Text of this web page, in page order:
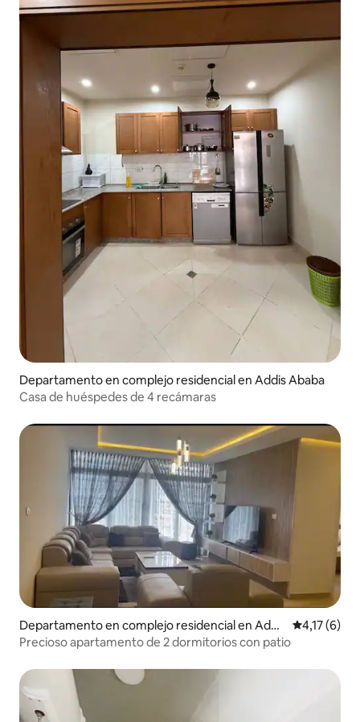
Departamento en complejo residencial en Addis Ababa
Casa de huéspedes de 4 recámaras
Departamento en complejo residencial en Addis
Ababa
Calificación
4,17 (6)
Precioso apartamento de 2 dormitorios con patio